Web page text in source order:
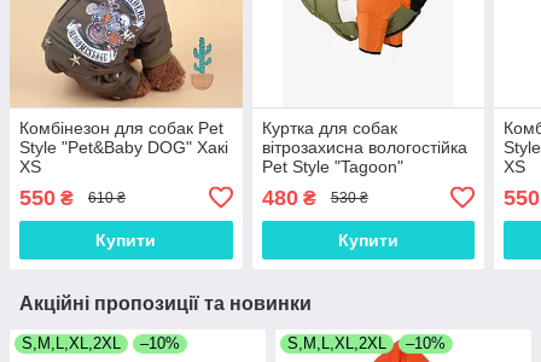
Комбінезон для собак Pet
Style "Pet&Baby DOG" Хакі
XS
550 ₴ 610 ₴
Купити
Куртка для собак
вітрозахисна вологостійка
Pet Style "Tagoon"
480₴ 530 ₴
Купити
XS
550
Акційні пропозиції та новинки
S,M,L,XL,2XL –10% S,M,L,XL,2XL –10%